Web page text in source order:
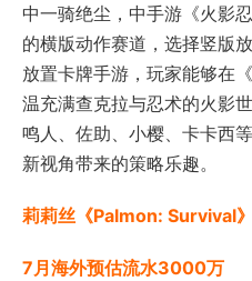
中一骑绝尘，中手游《火影
的横版动作赛道，选择竖版
放置卡牌手游，玩家能够在
温充满查克拉与忍术的火影
鸣人、佐助、小樱、卡卡西
新视角带来的策略乐趣。
莉莉丝《Palmon: Survival》
7月海外预估流水3000万